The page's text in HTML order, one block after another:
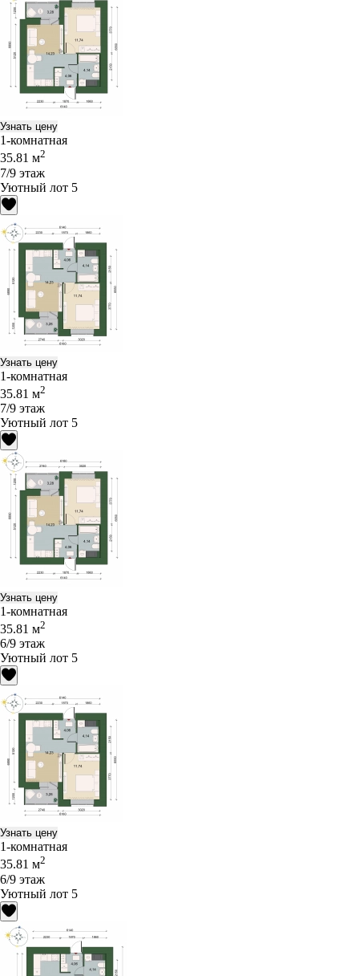
Узнать цену
1-комнатная
35.81 м2
7/9 этаж
Уютный лот 5
Узнать цену
1-комнатная
35.81 м2
7/9 этаж
Уютный лот 5
Узнать цену
1-комнатная
35.81 м2
6/9 этаж
Уютный лот 5
Узнать цену
1-комнатная
35.81 м2
6/9 этаж
Уютный лот 5